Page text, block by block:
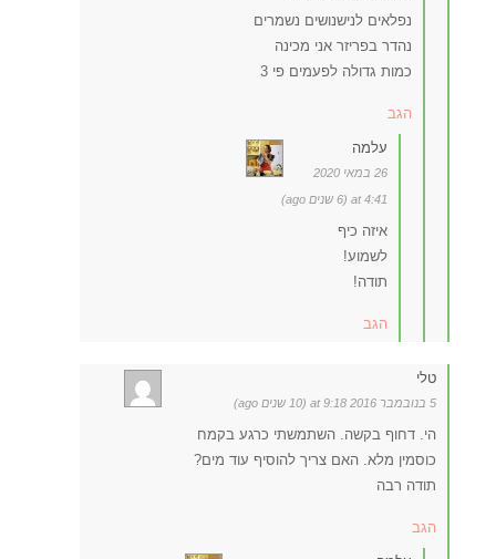
נפלאים לנישנושים נשמרים
נהדר בפריזר אני מכינה
כמות גדולה לפעמים פי 3
הגב
עלמה
26 במאי 2020
at 4:41 (6 שנים ago)
איזה כיף
לשמוע!
תודה!
הגב
טלי
5 בנובמבר 2016 at 9:18 (10 שנים ago)
הי. דחוף בקשה. השתמשתי כרגע בקמח
כוסמין מלא. האם צריך להוסיף עוד מים?
תודה רבה
הגב